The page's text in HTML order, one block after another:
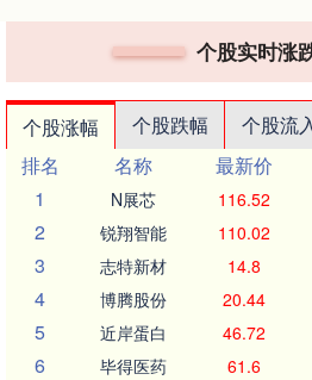
个股实时涨
个股涨幅 个股跌幅 个股流
排名
名称 最新价
1
N展芯 116.52
2 锐翔智能 110.02
3 志特新材 14.8
4 博腾股份 20.44
5 近岸蛋白 46.72
6 毕得医药 61.6